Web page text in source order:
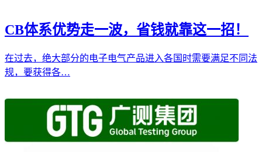
CB体系优势走一波，省钱就靠这一招！
在过去，绝大部分的电子电气产品进入各国时需要满足不同法
规，要获得各…